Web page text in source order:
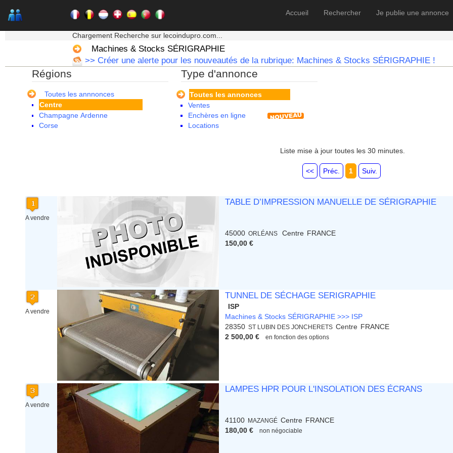
Accueil Rechercher Je publie une annonce
Chargement Recherche sur lecoindupro.com...
Machines & Stocks SÉRIGRAPHIE
>> Créer une alerte pour les nouveautés de la rubrique: Machines & Stocks SÉRIGRAPHIE !
Régions
Toutes les annnonces
Basse Normandie
Bourgogne
Bretagne
Centre
Champagne Ardenne
Corse
Languedoc Roussillon
Lorraine
Midi Pyrenees - Espagne -
Nord Pas de Calais - Belgique -
Poitou Charentes
Principauté de Monaco
Provence Alpes Cote d'Azur -
Rhone Alpes
Type d'annonce
Toutes les annonces
Ventes
Enchères en ligne
Locations
Liste mise à jour toutes les 30 minutes.
<< Préc. 1 Suiv.
A vendre
TABLE D’IMPRESSION MANUELLE DE SÉRIGRAPHIE
45000 ORLÉANS Centre FRANCE
150,00 €
A vendre
TUNNEL DE SÉCHAGE SERIGRAPHIE
ISP
Machines & Stocks SÉRIGRAPHIE >>> ISP
28350 ST LUBIN DES JONCHERETS Centre FRANCE
2 500,00 €
en fonction des options
A vendre
LAMPES HPR POUR L'INSOLATION DES ÉCRANS
41100 MAZANGÉ Centre FRANCE
180,00 €
non négociable